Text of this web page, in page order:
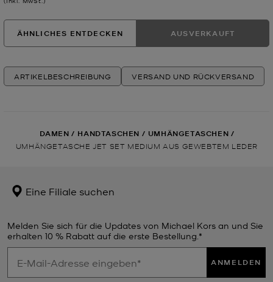
ÄHNLICHES ENTDECKEN AUSVERKAUFT
ARTIKELBESCHREIBUNG VERSAND UND RÜCKVERSAND
DAMEN / HANDTASCHEN / UMHÄNGETASCHEN /
UMHÄNGETASCHE JET SET MEDIUM AUS GEWEBTEM LEDER
Eine Filiale suchen
Melden Sie sich für die Updates von Michael Kors an und Sie
erhalten 10 % Rabatt auf die erste Bestellung.*
ANMELDEN